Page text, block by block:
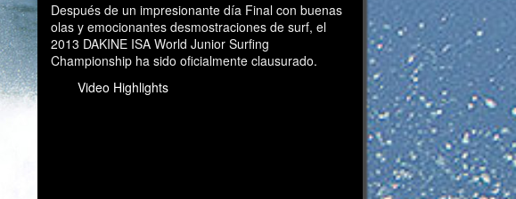
Después de un impresionante día Final con buenas
olas y emocionantes desmostraciones de surf, el
2013 DAKINE ISA World Junior Surfing
Championship ha sido oficialmente clausurado.
Video Highlights